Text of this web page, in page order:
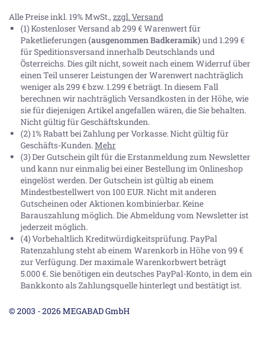
Alle Preise inkl. 19% MwSt., zzgl. Versand
(1) Kostenloser Versand ab 299 € Warenwert für
Paketlieferungen(ausgenommen Badkeramik) und 1.299 €
für Speditionsversand innerhalb Deutschlands und
Österreichs. Dies gilt nicht, soweit nach einem Widerruf über
einen Teil unserer Leistungen der Warenwert nachträglich
weniger als 299 € bzw. 1.299 € beträgt. In diesem Fall
berechnen wir nachträglich Versandkosten in der Höhe, wie
sie für diejenigen Artikel angefallen wären, die Sie behalten.
Nicht gültig für Geschäftskunden.
(2) 1% Rabatt bei Zahlung per Vorkasse. Nicht gültig für
Geschäfts-Kunden.Mehr
(3) Der Gutschein gilt für die Erstanmeldung zum Newsletter
und kann nur einmalig bei einer Bestellung im Onlineshop
eingelöst werden. Der Gutschein ist gültig ab einem
Mindestbestellwert von 100 EUR. Nicht mit anderen
Gutscheinen oder Aktionen kombinierbar. Keine
Barauszahlung möglich. Die Abmeldung vom Newsletter ist
jederzeit möglich.
(4) Vorbehaltlich Kreditwürdigkeitsprüfung. PayPal
Ratenzahlung steht ab einem Warenkorb in Höhe von99 €
zur Verfügung. Der maximale Warenkorbwert beträgt
5.000 €. Sie benötigen ein deutsches PayPal-Konto, in dem ein
Bankkonto als Zahlungsquelle hinterlegt und bestätigt ist.
© 2003 - 2026 MEGABAD GmbH